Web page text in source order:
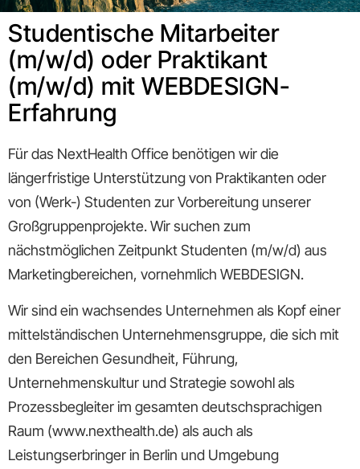
Studentische Mitarbeiter
(m/w/d) oder Praktikant
(m/w/d) mit WEBDESIGN-
Erfahrung
Für das NextHealth Office benötigen wir die
längerfristige Unterstützung von Praktikanten oder
von (Werk-) Studenten zur Vorbereitung unserer
Großgruppenprojekte. Wir suchen zum
nächstmöglichen Zeitpunkt Studenten (m/w/d) aus
Marketingbereichen, vornehmlich WEBDESIGN.
Wir sind ein wachsendes Unternehmen als Kopf einer
mittelständischen Unternehmensgruppe, die sich mit
den Bereichen Gesundheit, Führung,
Unternehmenskultur und Strategie sowohl als
Prozessbegleiter im gesamten deutschsprachigen
Raum (www.nexthealth.de) als auch als
Leistungserbringer in Berlin und Umgebung